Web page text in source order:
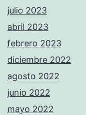
julio 2023
abril 2023
febrero 2023
diciembre 2022
agosto 2022
junio 2022
mayo 2022